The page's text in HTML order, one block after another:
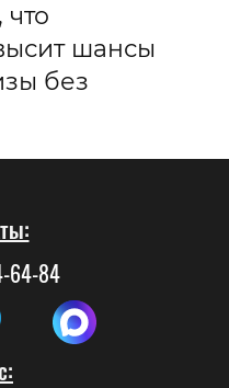
шансы
без
64-84